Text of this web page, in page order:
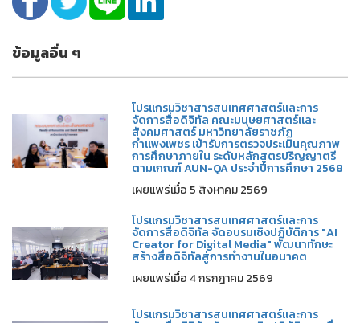
ข้อมูลอื่น ๆ
โปรแกรมวิชาสารสนเทศศาสตร์และการ
จัดการสื่อดิจิทัล คณะมนุษยศาสตร์และ
สังคมศาสตร์ มหาวิทยาลัยราชภัฏ
กำแพงเพชร เข้ารับการตรวจประเมินคุณภาพ
การศึกษาภายใน ระดับหลักสูตรปริญญาตรี
ตามเกณฑ์ AUN-QA ประจำปีการศึกษา 2568
เผยแพร่เมื่อ 5 สิงหาคม 2569
โปรแกรมวิชาสารสนเทศศาสตร์และการ
จัดการสื่อดิจิทัล จัดอบรมเชิงปฏิบัติการ "AI
Creator for Digital Media" พัฒนาทักษะ
สร้างสื่อดิจิทัลสู่การทำงานในอนาคต
เผยแพร่เมื่อ 4 กรกฎาคม 2569
โปรแกรมวิชาสารสนเทศศาสตร์และการ